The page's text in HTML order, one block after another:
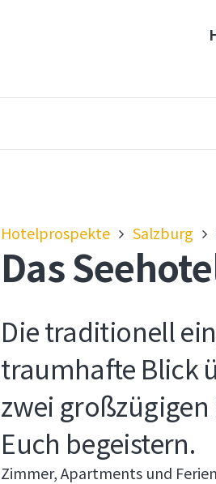
Hotelprospekte Salzburg
Das
Die traditionell
traumhafte Blick
zwei
Euch begeistern.
Zimmer, Apartments und